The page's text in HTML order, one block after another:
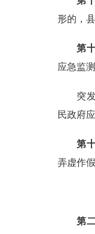
形的，
第
应急监
突
民政府
第
弄虚作
第